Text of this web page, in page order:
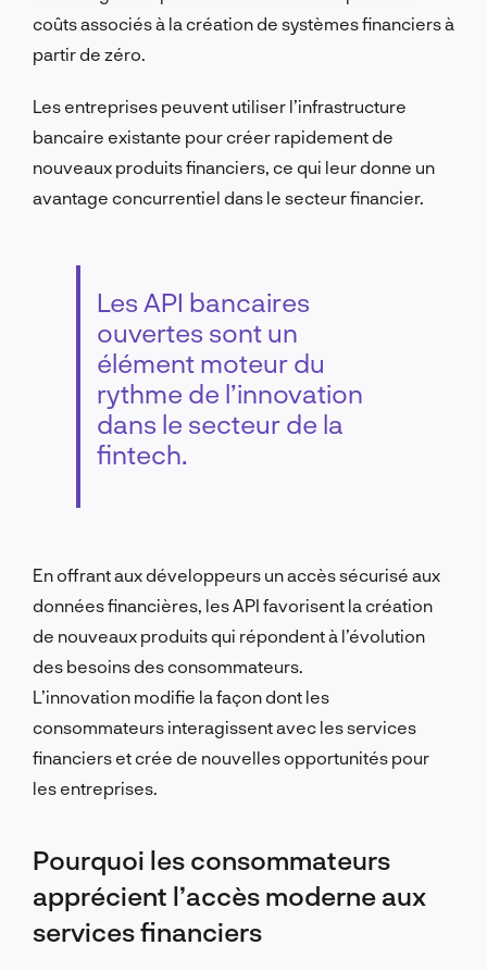
coûts associés à la création de systèmes financiers à
partir de zéro.
Les entreprises peuvent utiliser l’infrastructure
bancaire existante pour créer rapidement de
nouveaux produits financiers, ce qui leur donne un
avantage concurrentiel dans le secteur financier.
Les API bancaires
ouvertes sont un
élément moteur du
rythme de l’innovation
dans le secteur de la
fintech.
En offrant aux développeurs un accès sécurisé aux
données financières, les API favorisent la création
de nouveaux produits qui répondent à l’évolution
des besoins des consommateurs.
L’innovation modifie la façon dont les
consommateurs interagissent avec les services
financiers et crée de nouvelles opportunités pour
les entreprises.
Pourquoi les consommateurs
apprécient l’accès moderne aux
services financiers